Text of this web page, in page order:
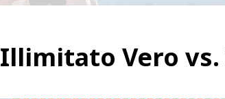
Illimitato Vero vs.